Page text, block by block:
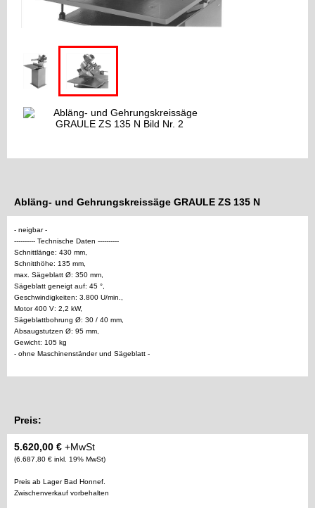
Abläng- und Gehrungskreissäge GRAULE ZS 135 N
- neigbar -
---------- Technische Daten ----------
Schnittlänge: 430 mm,
Schnitthöhe: 135 mm,
max. Sägeblatt Ø: 350 mm,
Sägeblatt geneigt auf: 45 °,
Geschwindigkeiten: 3.800 U/min.,
Motor 400 V: 2,2 kW,
Sägeblattbohrung Ø: 30 / 40 mm,
Absaugstutzen Ø: 95 mm,
Gewicht: 105 kg
- ohne Maschinenständer und Sägeblatt -
Preis:
5.620,00 € +MwSt
(6.687,80 € inkl. 19% MwSt)
Preis ab Lager Bad Honnef.
Zwischenverkauf vorbehalten